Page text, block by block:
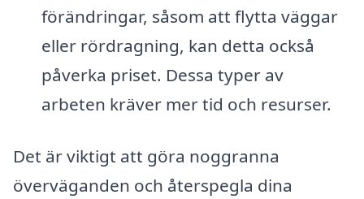
förändringar, såsom att flytta väggar
eller rördragning, kan detta också
påverka priset. Dessa typer av
arbeten kräver mer tid och resurser.
Det är viktigt att göra noggranna
överväganden och återspegla dina